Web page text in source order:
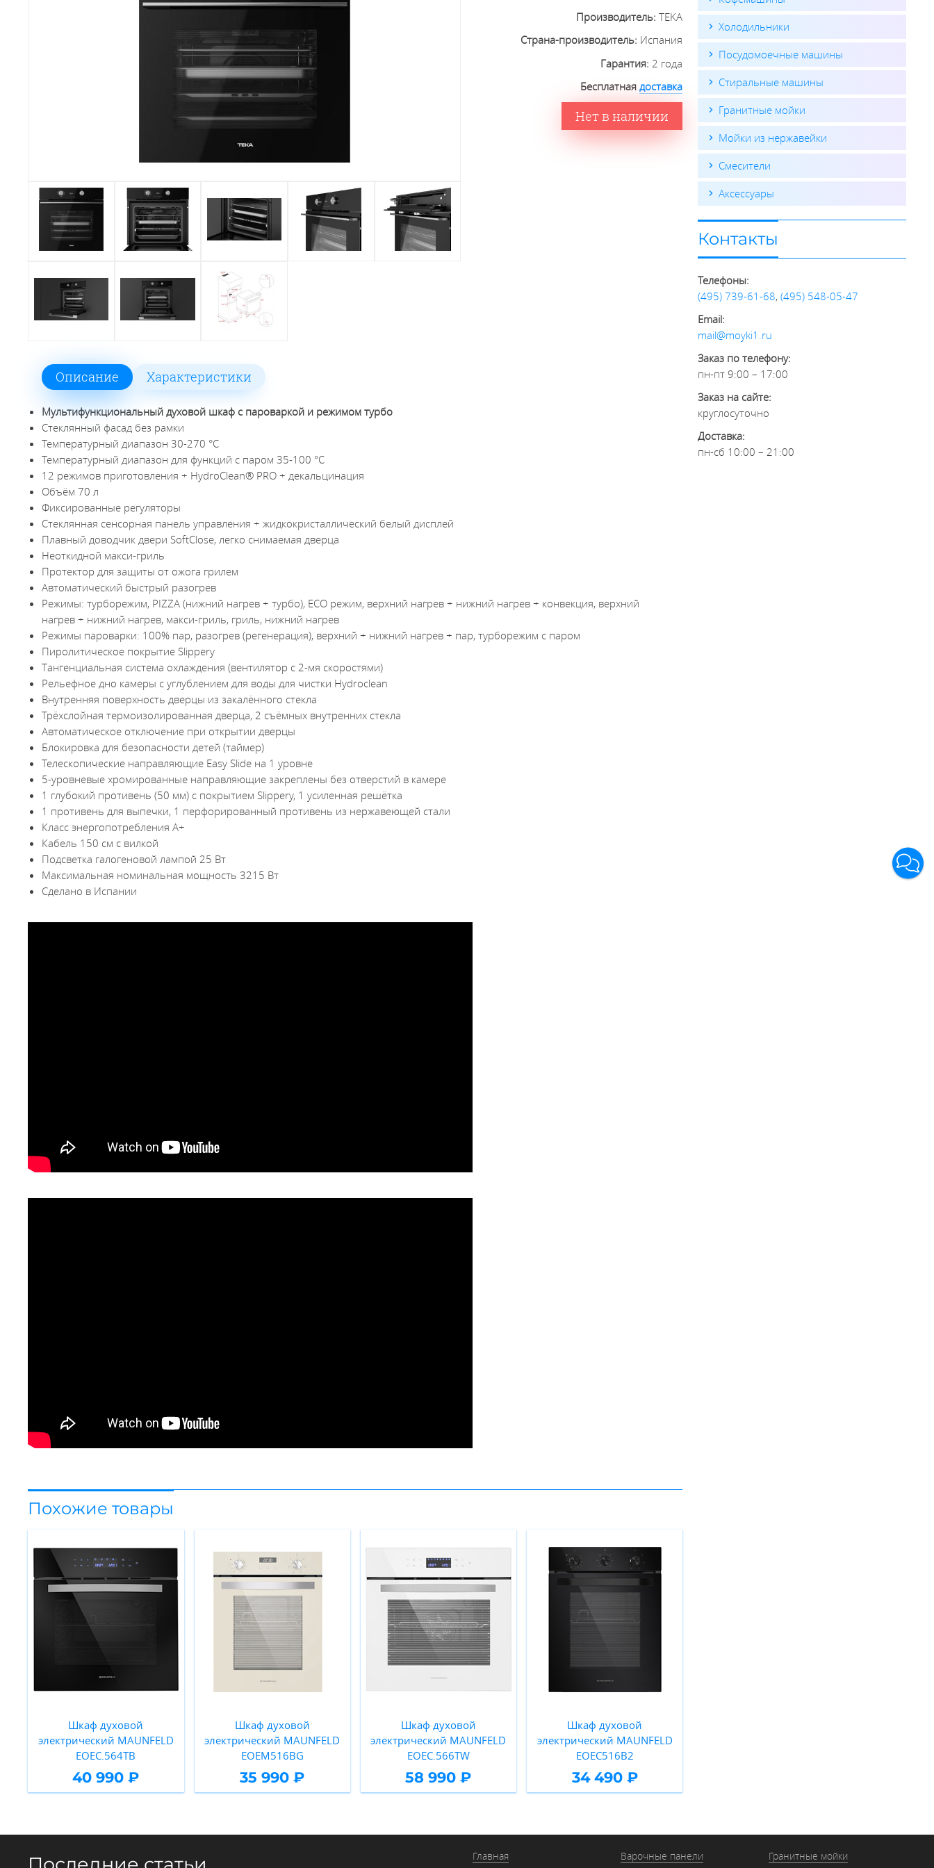
Производитель:TEKA
Страна-производитель: Испания
Гарантия: 2 года
Бесплатнаядоставка
Нет в наличии
Описание Характеристики
Мультифункциональный духовой шкаф с пароваркой и режимом турбо
Стеклянный фасад без рамки
Температурный диапазон 30-270 °С
Температурный диапазон для функций с паром 35-100 °С
12 режимов приготовления + HydroClean® PRO + декальцинация
Объём 70 л
Фиксированные регуляторы
Стеклянная сенсорная панель управления + жидкокристаллический белый дисплей
Плавный доводчик двери SoftClose, легко снимаемая дверца
Неоткидной макси-гриль
Протектор для защиты от ожога грилем
Автоматический быстрый разогрев
Режимы: турборежим, PIZZA (нижний нагрев + турбо), ECO режим, верхний нагрев + нижний нагрев + конвекция, верхний
нагрев + нижний нагрев, макси-гриль, гриль, нижний нагрев
Режимы пароварки: 100% пар, разогрев (регенерация), верхний + нижний нагрев + пар, турборежим с паром
Пиролитическое покрытие Slippery
Тангенциальная система охлаждения (вентилятор с 2-мя скоростями)
Рельефное дно камеры с углублением для воды для чистки Hydroclean
Внутренняя поверхность дверцы из закалённого стекла
Трёхслойная термоизолированная дверца, 2 съёмных внутренних стекла
Автоматическое отключение при открытии дверцы
Блокировка для безопасности детей (таймер)
Телескопические направляющие Easy Slide на 1 уровне
5-уровневые хромированные направляющие закреплены без отверстий в камере
1 глубокий противень (50 мм) с покрытием Slippery, 1 усиленная решётка
1 противень для выпечки, 1 перфорированный противень из нержавеющей стали
Класс энергопотребления А+
Кабель 150 см с вилкой
Подсветка галогеновой лампой 25 Вт
Максимальная номинальная мощность 3215 Вт
Сделано в Испании
Похожие товары
Шкаф духовой
электрический MAUNFELD
EOEC.564TB
40 990 ₽
Шкаф духовой
электрический MAUNFELD
EOEM516BG
35 990 ₽
Шкаф духовой
электрический MAUNFELD
EOEC.566TW
58 990 ₽
Шкаф духовой
электрический MAUNFELD
EOEC516B2
34 490 ₽
Холодильники
Посудомоечные машины
Стиральные машины
Гранитные мойки
Мойки из нержавейки
Смесители
Аксессуары
Контакты
Телефоны:
(495) 739-61-68, (495) 548-05-47
Email:
mail@moyki1.ru
Заказ по телефону:
пн-пт 9:00 – 17:00
Заказ на сайте:
круглосуточно
Доставка:
пн-сб 10:00 – 21:00
Главная
Варочные панели
Гранитные мойки